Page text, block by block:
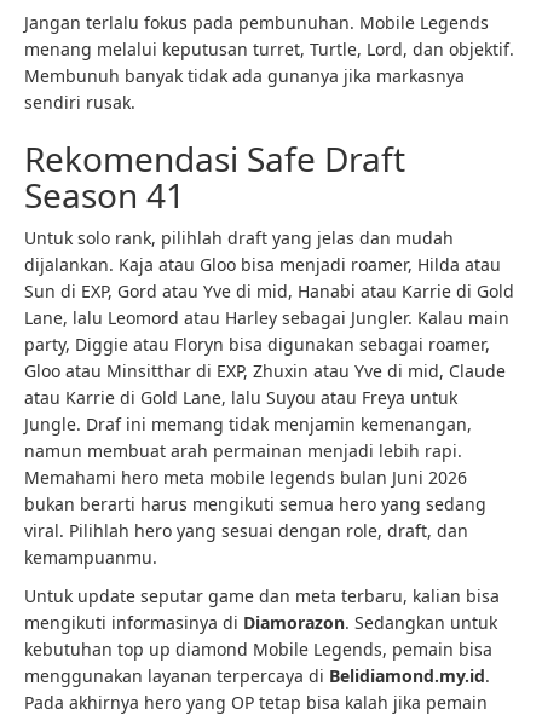
Jangan terlalu fokus pada pembunuhan. Mobile Legends
menang melalui keputusan turret, Turtle, Lord, dan objektif.
Membunuh banyak tidak ada gunanya jika markasnya
sendiri rusak.
Rekomendasi Safe Draft
Season 41
Untuk solo rank, pilihlah draft yang jelas dan mudah
dijalankan. Kaja atau Gloo bisa menjadi roamer, Hilda atau
Sun di EXP, Gord atau Yve di mid, Hanabi atau Karrie di Gold
Lane, lalu Leomord atau Harley sebagai Jungler. Kalau main
party, Diggie atau Floryn bisa digunakan sebagai roamer,
Gloo atau Minsitthar di EXP, Zhuxin atau Yve di mid, Claude
atau Karrie di Gold Lane, lalu Suyou atau Freya untuk
Jungle. Draf ini memang tidak menjamin kemenangan,
namun membuat arah permainan menjadi lebih rapi.
Memahami hero meta mobile legends bulan Juni 2026
bukan berarti harus mengikuti semua hero yang sedang
viral. Pilihlah hero yang sesuai dengan role, draft, dan
kemampuanmu.
Untuk update seputar game dan meta terbaru, kalian bisa
mengikuti informasinya di Diamorazon. Sedangkan untuk
kebutuhan top up diamond Mobile Legends, pemain bisa
menggunakan layanan terpercaya di Belidiamond.my.id.
Pada akhirnya hero yang OP tetap bisa kalah jika pemain